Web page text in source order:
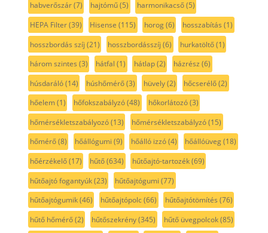
habverőszár(7) hajtómű(5) harmonikacső(5)
HEPA Filter(39) Hisense (115) horog(6) hosszabítás (1)
hosszbordás szíj (21) hosszbordásszíj (6) hurkatöltő(1)
három szintes (3) hátfal (1) hátlap(2) házrész (6)
húsdaráló(14) húshőmérő(3) hüvely(2) hőcserélő(2)
hőelem(1) hőfokszabályzó(48) hőkorlátozó(3)
hőmérsékletszabályozó(13) hőmérsékletszabályzó(15)
hőmérő(8) hőállógumi (9) hőálló izzó(4) hőállóüveg(18)
hőérzékelő(17) hűtő(634) hűtőajtó-tartozék(69)
hűtőajtó fogantyúk(23) hűtőajtógumi (77)
hűtőajtógumik(46) hűtőajtópolc(66) hűtőajtótömítés (76)
hűtő hőmérő(2) hűtőszekrény(345) hűtő üvegpolcok(85)